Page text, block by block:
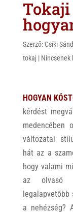
Tokaji
Szerző: Csíki
tokaj | Nincsenek
HOGYAN
kérdést
medencében
változatai
hát az a
hogy valami
az olvasó
legalapvetőbb
a nehézség?